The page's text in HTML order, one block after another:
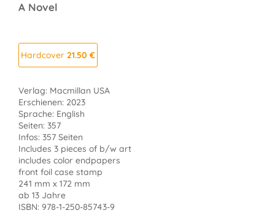
A Novel
Hardcover 21.50 €
Verlag: Macmillan USA
Erschienen: 2023
Sprache: English
Seiten: 357
Infos: 357 Seiten
Includes 3 pieces of b/w art
includes color endpapers
front foil case stamp
241 mm x 172 mm
ab 13 Jahre
ISBN: 978-1-250-85743-9